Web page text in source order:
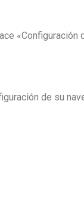
«Configuración
de su